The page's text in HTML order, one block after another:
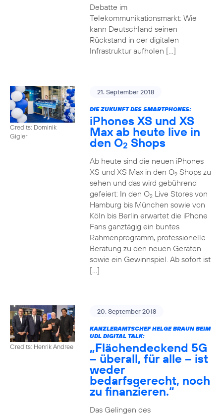
Debatte im
Telekommunikationsmarkt: Wie
kann Deutschland seinen
Rückstand in der digitalen
Infrastruktur aufholen […]
Credits: Dominik
Gigler
21. September 2018
DIE ZUKUNFT DES SMARTPHONES:
iPhones XS und XS
Max ab heute live in
den O2 Shops
Ab heute sind die neuen iPhones
XS und XS Max in den O2Shops zu
sehen und das wird gebührend
gefeiert: In den O2Live Stores von
Hamburg bis München sowie von
Köln bis Berlin erwartet die iPhone
Fans ganztägig ein buntes
Rahmenprogramm, professionelle
Beratung zu den neuen Geräten
sowie ein Gewinnspiel. Ab sofort ist
[…]
Credits: Henrik Andree
20. September 2018
KANZLERAMTSCHEF HELGE BRAUN BEIM
UDL DIGITAL TALK:
„Flächendeckend 5G
– überall, für alle – ist
weder
bedarfsgerecht, noch
zu finanzieren.“
Das Gelingen des